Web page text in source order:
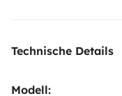
Technische Details
Modell: